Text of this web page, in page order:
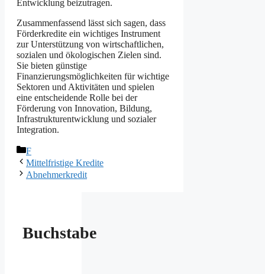
Entwicklung beizutragen.
Zusammenfassend lässt sich sagen, dass
Förderkredite ein wichtiges Instrument
zur Unterstützung von wirtschaftlichen,
sozialen und ökologischen Zielen sind.
Sie bieten günstige
Finanzierungsmöglichkeiten für wichtige
Sektoren und Aktivitäten und spielen
eine entscheidende Rolle bei der
Förderung von Innovation, Bildung,
Infrastrukturentwicklung und sozialer
Integration.
Kategorien
F
Mittelfristige Kredite
Abnehmerkredit
Buchstabe